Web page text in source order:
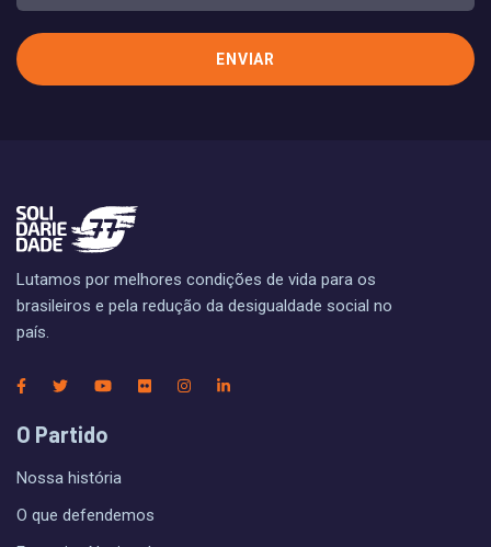
Lutamos por melhores condições de vida para os
brasileiros e pela redução da desigualdade social no
país.
O Partido
Nossa história
O que defendemos